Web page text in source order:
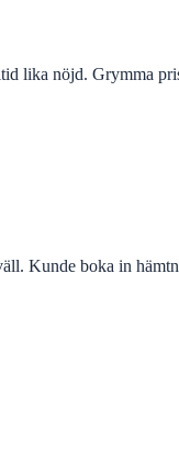
lika nöjd. Grymma
Kunde boka in